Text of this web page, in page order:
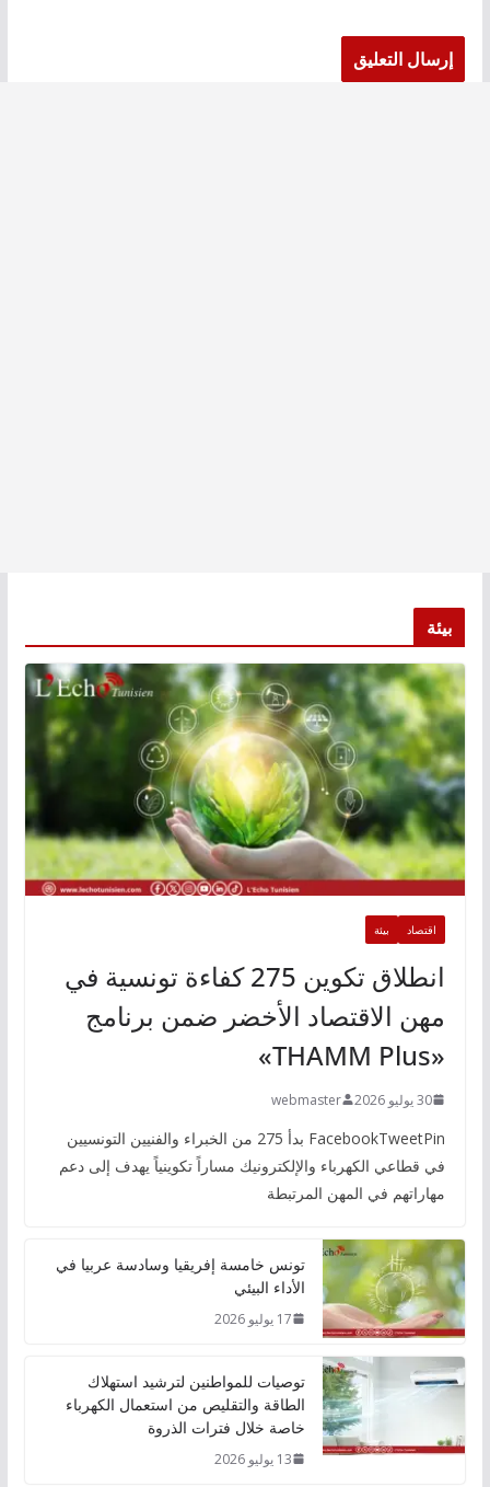
بيئة
اقتصاد بيئة
انطلاق تكوين 275 كفاءة تونسية في
مهن الاقتصاد الأخضر ضمن برنامج
«THAMM Plus»
30 يوليو 2026 webmaster
FacebookTweetPin بدأ 275 من الخبراء والفنيين التونسيين
في قطاعي الكهرباء والإلكترونيك مساراً تكوينياً يهدف إلى دعم
مهاراتهم في المهن المرتبطة
تونس خامسة إفريقيا وسادسة عربيا في
الأداء البيئي
17 يوليو 2026
توصيات للمواطنين لترشيد استهلاك
الطاقة والتقليص من استعمال الكهرباء
خاصة خلال فترات الذروة
13 يوليو 2026